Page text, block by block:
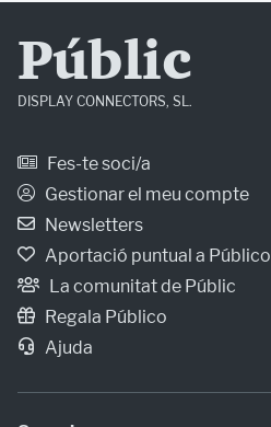
Públic
DISPLAY CONNECTORS, SL.
Fes-te soci/a
Gestionar el meu compte
Newsletters
Aportació puntual a Público
La comunitat de Públic
Regala Público
Ajuda